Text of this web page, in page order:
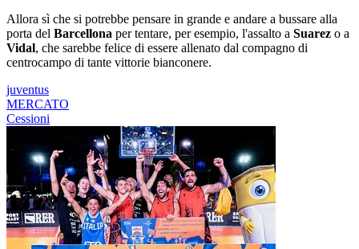
Allora sì che si potrebbe pensare in grande e andare a bussare alla
porta del Barcellona per tentare, per esempio, l'assalto a Suarez o a
Vidal, che sarebbe felice di essere allenato dal compagno di
centrocampo di tante vittorie bianconere.
juventus
MERCATO
Cessioni